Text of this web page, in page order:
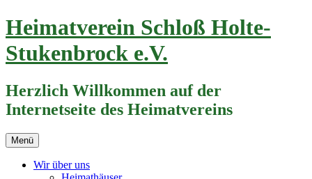
Zum
Inhalt
springen
Heimatverein Schloß Holte-
Stukenbrock e.V.
Herzlich Willkommen auf der
Internetseite des Heimatvereins
Menü
Wir über uns